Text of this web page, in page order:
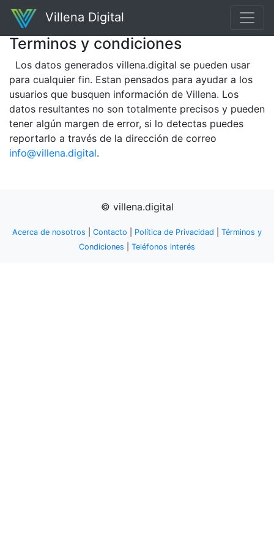
Villena Digital
Terminos y condiciones
Los datos generados villena.digital se pueden usar
para cualquier fin. Estan pensados para ayudar a los
usuarios que busquen información de Villena. Los
datos resultantes no son totalmente precisos y pueden
tener algún margen de error, si lo detectas puedes
reportarlo a través de la dirección de correo
info@villena.digital.
© villena.digital
Acerca de nosotros Contacto Política de Privacidad
Términos y
Condiciones
Teléfonos interés